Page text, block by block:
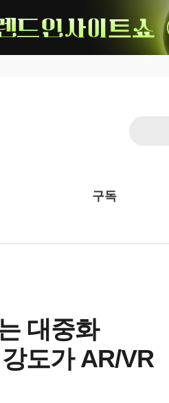
구독
대중화
도가 AR/VR